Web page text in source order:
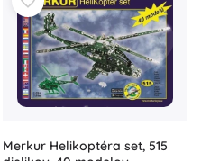
Merkur Helikoptéra set, 515